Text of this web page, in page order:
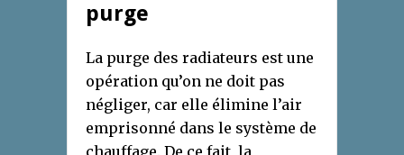
purge
La purge des radiateurs est une
opération qu’on ne doit pas
négliger, car elle élimine l’air
emprisonné dans le système de